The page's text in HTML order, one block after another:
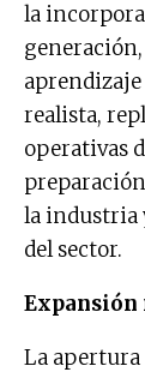
la
realista,
operativas
la industria
del sector.
Expansión
La apertura